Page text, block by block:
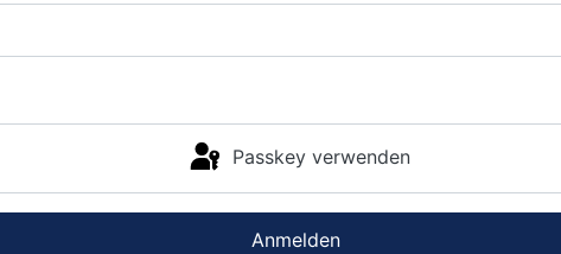
Passkey verwenden
Anmelden